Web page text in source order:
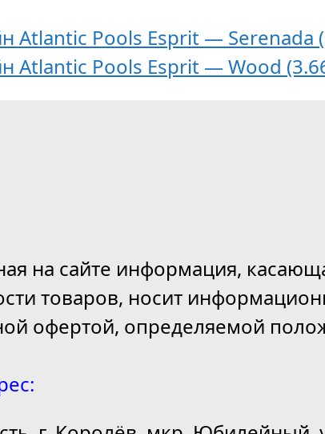
Atlantic Pools Esprit — Serenada
Atlantic Pools Esprit — Wood
на сайте информация,
товаров, носит
офертой, определяемой